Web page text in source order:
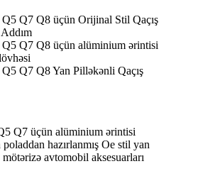
Q7 Q8 üçün Orijinal Stil Qaçış
Q7 Q8 üçün alüminium ərintisi
Q7 Q8 Yan Pilləkənli Qaçış